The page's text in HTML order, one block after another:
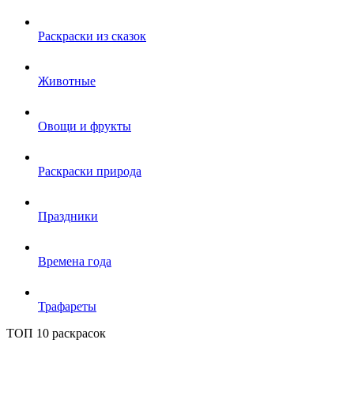
Раскраски из сказок
Животные
Овощи и фрукты
Раскраски природа
Праздники
Времена года
Трафареты
ТОП 10 раскрасок